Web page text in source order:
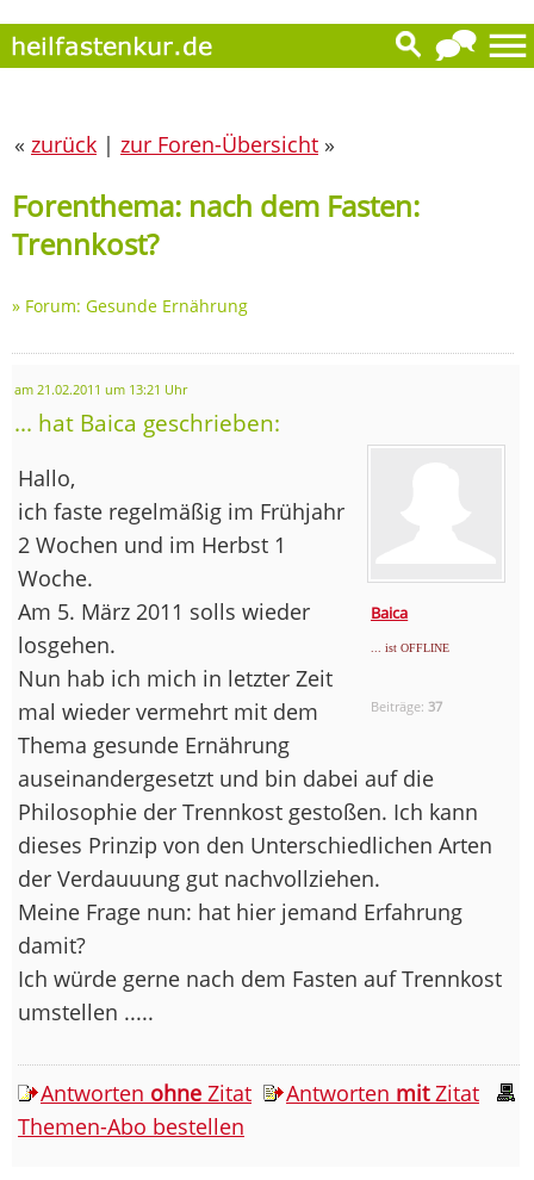
« zurück | zur Foren-Übersicht »
Forenthema: nach dem Fasten:
Trennkost?
» Forum: Gesunde Ernährung
am 21.02.2011 um 13:21 Uhr
... hat Baica geschrieben:
Baica
... ist OFFLINE
Beiträge:37
Hallo,
ich faste regelmäßig im Frühjahr
2 Wochen und im Herbst 1
Woche.
Am 5. März 2011 solls wieder
losgehen.
Nun hab ich mich in letzter Zeit
mal wieder vermehrt mit dem
Thema gesunde Ernährung
auseinandergesetzt und bin dabei auf die
Philosophie der Trennkost gestoßen. Ich kann
dieses Prinzip von den Unterschiedlichen Arten
der Verdauuung gut nachvollziehen.
Meine Frage nun: hat hier jemand Erfahrung
damit?
Ich würde gerne nach dem Fasten auf Trennkost
umstellen .....
Antworten ohne Zitat Antworten mitZitat
Themen-Abo bestellen